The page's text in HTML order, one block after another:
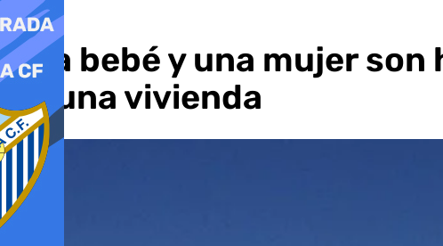
Una bebé y una mujer
en una vivienda